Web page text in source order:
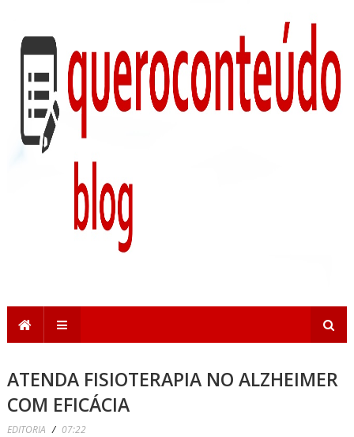
ATENDA FISIOTERAPIA NO ALZHEIMER
COM EFICÁCIA
EDITORIA / 07:22